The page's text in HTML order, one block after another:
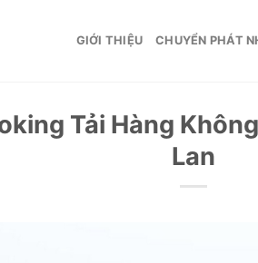
GIỚI THIỆU CHUYỂN PHÁT
Tải Hàng
Lan